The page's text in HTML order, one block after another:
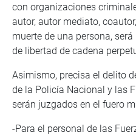
con organizaciones
autor, autor mediato,
muerte de una persona,
de libertad de cadena
Asimismo, precisa el delito
de la Policía Nacional y las
serán juzgados en el fuero
-Para el personal de las